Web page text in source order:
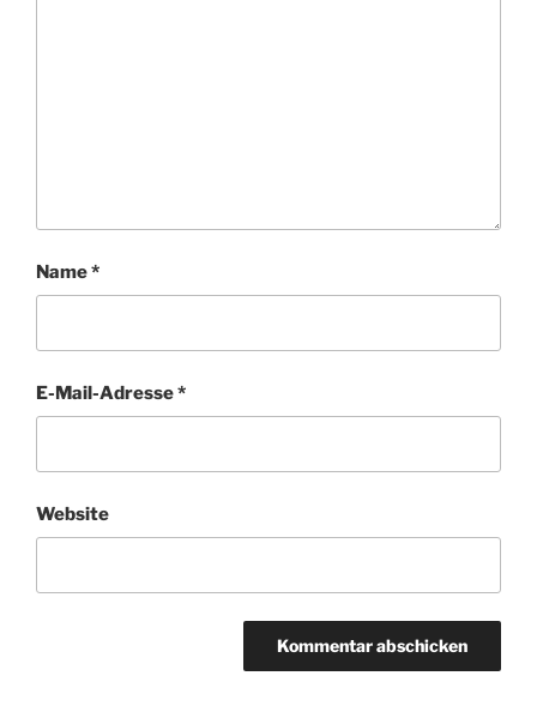
Name*
E-Mail-Adresse*
Website